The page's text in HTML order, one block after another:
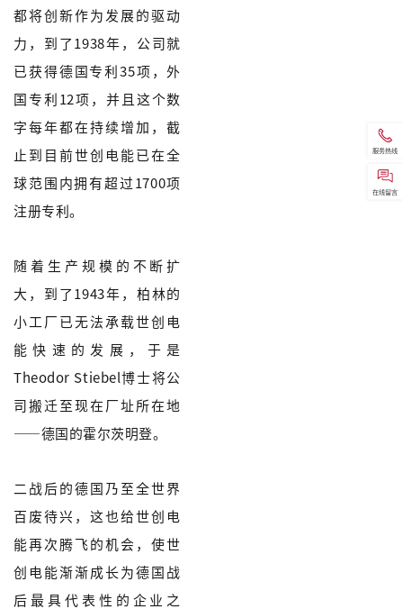
都将创新作为发展的驱动
力，到了1938年，公司就
已获得德国专利35项，外
国专利12项，并且这个数
字每年都在持续增加，截
止到目前世创电能已在全
球范围内拥有超过1700项
注册专利。
随着生产规模的不断扩
大，到了1943年，柏林的
小工厂已无法承载世创电
能快速的发展，于是
Theodor Stiebel博士将公
司搬迁至现在厂址所在地
——德国的霍尔茨明登。
二战后的德国乃至全世界
百废待兴，这也给世创电
能再次腾飞的机会，使世
创电能渐渐成长为德国战
后最具代表性的企业之
服务热线
在线留言